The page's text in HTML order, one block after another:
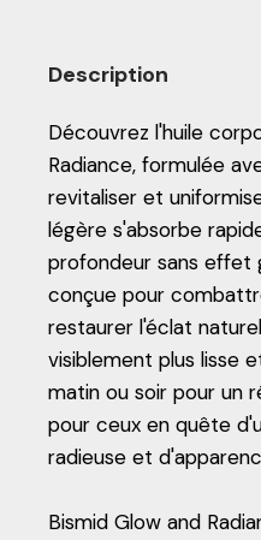
Description
Découvrez l'huile
Radiance, formulée
revitaliser et
légère s'absorbe
profondeur sans effet
conçue pour
restaurer l'éclat
visiblement plus lisse
matin ou soir pour un
pour ceux en quête
radieuse et
Bismid Glow and